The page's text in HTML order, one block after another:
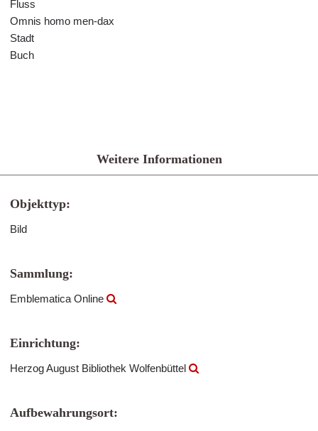
Fluss
Omnis homo men-dax
Stadt
Buch
Weitere Informationen
Objekttyp:
Bild
Sammlung:
Emblematica Online
Einrichtung:
Herzog August Bibliothek Wolfenbüttel
Aufbewahrungsort: